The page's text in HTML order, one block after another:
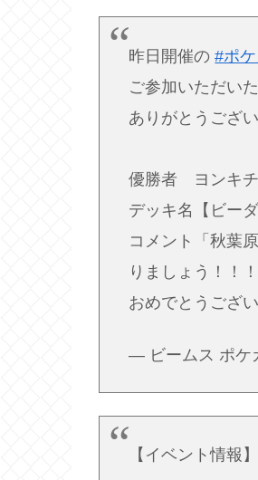
昨日開催の#ポ
ご参加いただい
ありがとうござ
優勝者 ヨンキ
デッキ名【ビー
コメント「秋葉
りましょう！！！
おめでとうござ
— ビームス ポケ
【イベント情報】